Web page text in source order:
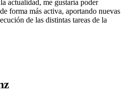
actualidad, me gustaría poder
forma más activa, aportando nuevas
de las distintas tareas de la